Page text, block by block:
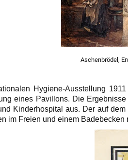
Aschenbrödel,
Hygiene-Ausstellung
eines Pavillons. Die
Kinderhospital aus. Der auf
im Freien und einem Badebecken